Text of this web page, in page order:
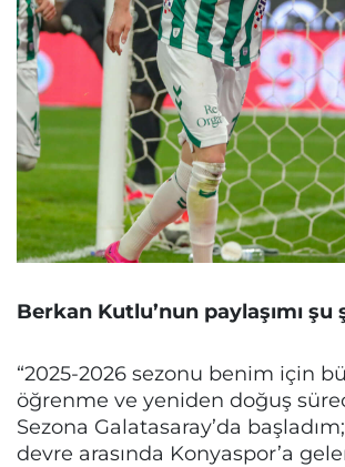
Berkan Kutlu’nun paylaşımı şu
“2025-2026 sezonu benim için
öğrenme ve yeniden doğuş
Sezona Galatasaray’da
devre arasında Konyaspor’a